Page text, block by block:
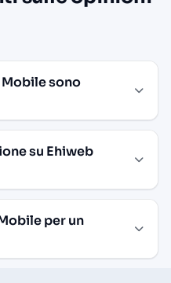
Mobile sono
su Ehiweb
per un